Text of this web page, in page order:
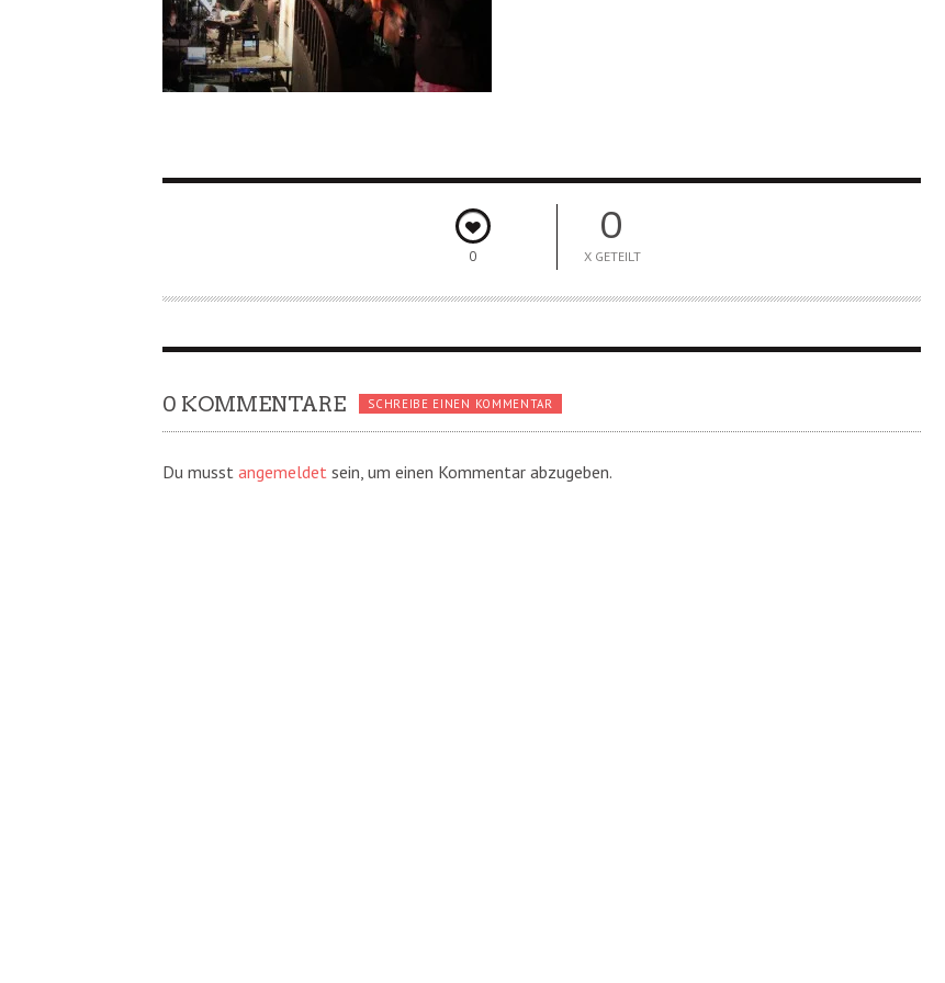
0
0
X GETEILT
0 KOMMENTARE SCHREIBE EINEN KOMMENTAR
Du musst angemeldet sein, um einen Kommentar abzugeben.